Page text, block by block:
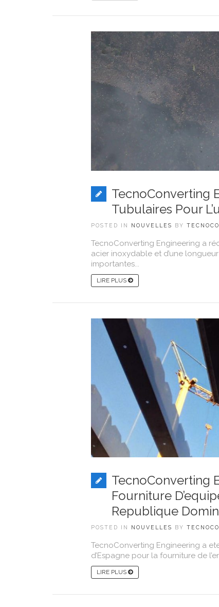
TecnoConverting
Tubulaires Pour
POSTED IN NOUVELLES BY
TecnoConverting Engineering a
acier inoxydable et d’une
importantes...
LIRE PLUS
TecnoConverting
Fourniture
Republique
POSTED IN NOUVELLES BY
TecnoConverting Engineering a
d’Espagne pour la fourniture de
LIRE PLUS